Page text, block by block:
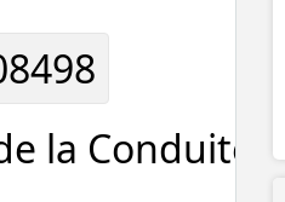
la Conduite -